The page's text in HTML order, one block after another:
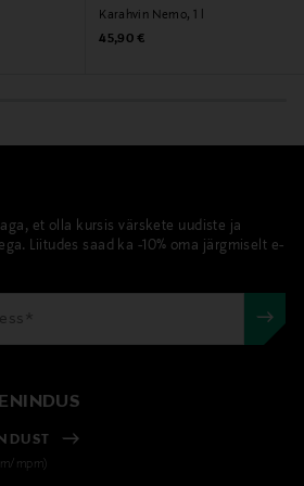
klaaskarahvin,
Karahvin Nemo, 1 l
Original Price
45,90 €
et olla kursis värskete uudiste ja
Liitudes saad ka -10% oma järgmiselt e-
mpm)